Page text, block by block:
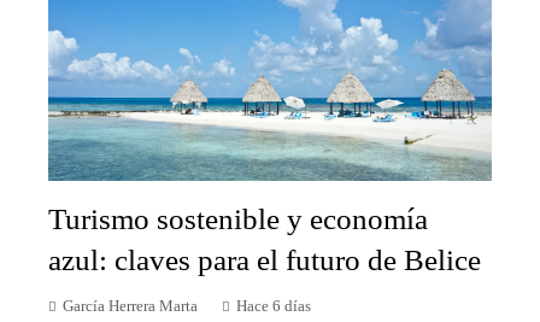
Turismo sostenible y economía
azul: claves para el futuro de Belice
García Herrera Marta Hace 6 días